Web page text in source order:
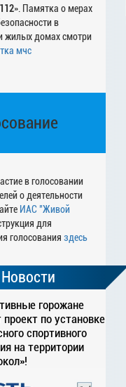
112». Памятка о мерах
в
жилых домах смотри
мчс
в голосовании
о деятельности
ИАС "Живой
для
голосования здесь
Новости
горожане
проект по установке
спортивного
на территории